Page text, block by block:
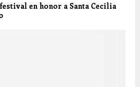
en honor a Santa Cecilia